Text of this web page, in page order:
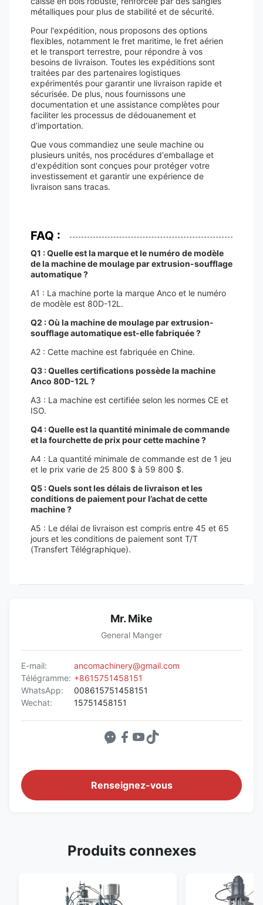
métalliques pour plus de stabilité et de sécurité.
Pour l'expédition, nous proposons des options
flexibles, notamment le fret maritime, le fret aérien
et le transport terrestre, pour répondre à vos
besoins de livraison. Toutes les expéditions sont
traitées par des partenaires logistiques
expérimentés pour garantir une livraison rapide et
sécurisée. De plus, nous fournissons une
documentation et une assistance complètes pour
faciliter les processus de dédouanement et
d’importation.
Que vous commandiez une seule machine ou
plusieurs unités, nos procédures d'emballage et
d'expédition sont conçues pour protéger votre
investissement et garantir une expérience de
livraison sans tracas.
FAQ :
Q1 : Quelle est la marque et le numéro de modèle
de la machine de moulage par extrusion-soufflage
automatique ?
A1 : La machine porte la marque Anco et le numéro
de modèle est 80D-12L.
Q2 : Où la machine de moulage par extrusion-
soufflage automatique est-elle fabriquée ?
A2 : Cette machine est fabriquée en Chine.
Q3 : Quelles certifications possède la machine
Anco 80D-12L ?
A3 : La machine est certifiée selon les normes CE et
ISO.
Q4 : Quelle est la quantité minimale de commande
et la fourchette de prix pour cette machine ?
A4 : La quantité minimale de commande est de 1 jeu
et le prix varie de 25 800 $ à 59 800 $.
Q5 : Quels sont les délais de livraison et les
conditions de paiement pour l’achat de cette
machine ?
A5 : Le délai de livraison est compris entre 45 et 65
jours et les conditions de paiement sont T/T
(Transfert Télégraphique).
Mr. Mike
General Manger
E-mail:
ancomachinery@gmail.com
Télégramme: +8615751458151
WhatsApp:
008615751458151
Wechat:
15751458151
Renseignez-vous
Produits connexes